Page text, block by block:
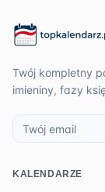
Twój kompletny
imieniny, fazy
KALENDARZE